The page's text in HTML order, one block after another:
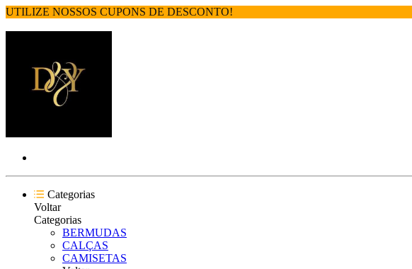
UTILIZE NOSSOS CUPONS DE DESCONTO!
Categorias
Voltar
Categorias
BERMUDAS
CALÇAS
CAMISETAS